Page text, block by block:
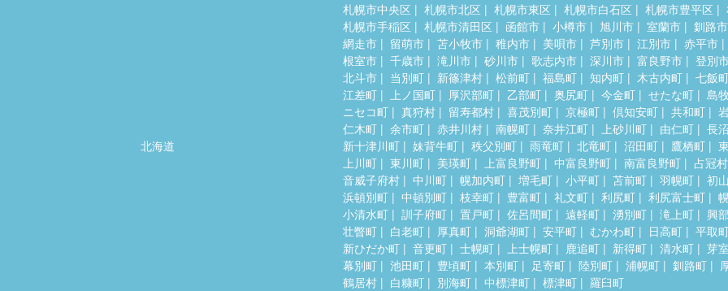
北海道
札幌市中央区 札幌市北区 札幌市東区 札幌市白石区 札幌市豊平区
札幌市手稲区
札幌市清田区 函館市 小樽市 旭川市 室蘭市
釧路市
網走市
留萌市 苫小牧市 稚内市 美唄市 芦別市 江別市
赤平市
根室市
千歳市 滝川市 砂川市 歌志内市 深川市 富良野市
登別
北斗市
当別町 新篠津村 松前町 福島町 知内町 木古内町
七飯
江差町
上ノ国町 厚沢部町 乙部町 奥尻町 今金町 せたな町
島
ニセコ町
真狩村 留寿都村 喜茂別町 京極町 倶知安町 共和町
仁木町
余市町 赤井川村 南幌町 奈井江町 上砂川町 由仁町
長
新十津川町
妹背牛町 秩父別町 雨竜町 北竜町 沼田町 鷹栖町
上川町
東川町 美瑛町 上富良野町 中富良野町 南富良野町
占冠村
音威子府村
中川町 幌加内町 増毛町 小平町 苫前町 羽幌町
初
浜頓別町
中頓別町 枝幸町 豊富町 礼文町 利尻町 利尻富士町
小清水町
訓子府町 置戸町 佐呂間町 遠軽町 湧別町 滝上町
興
壮瞥町
白老町 厚真町 洞爺湖町 安平町 むかわ町 日高町
平取
新ひだか町
音更町 士幌町 上士幌町 鹿追町 新得町 清水町
芽
幕別町
池田町 豊頃町 本別町 足寄町 陸別町 浦幌町 釧路町
鶴居村
白糠町 別海町 中標津町 標津町 羅臼町